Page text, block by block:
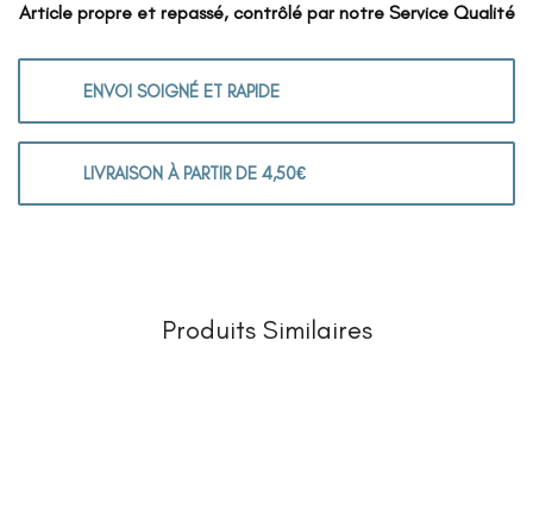
Article propre et repassé, contrôlé par notre Service Qualité
ENVOI SOIGNÉ ET RAPIDE
LIVRAISON À PARTIR DE 4,50€
Produits Similaires